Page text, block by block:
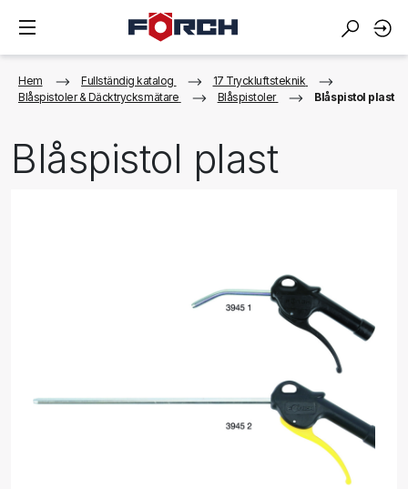
Hem Fullständig katalog
17 Tryckluftsteknik
Blåspistoler & Däcktrycksmätare
Blåspistoler Blåspistol plast
Blåspistol plast